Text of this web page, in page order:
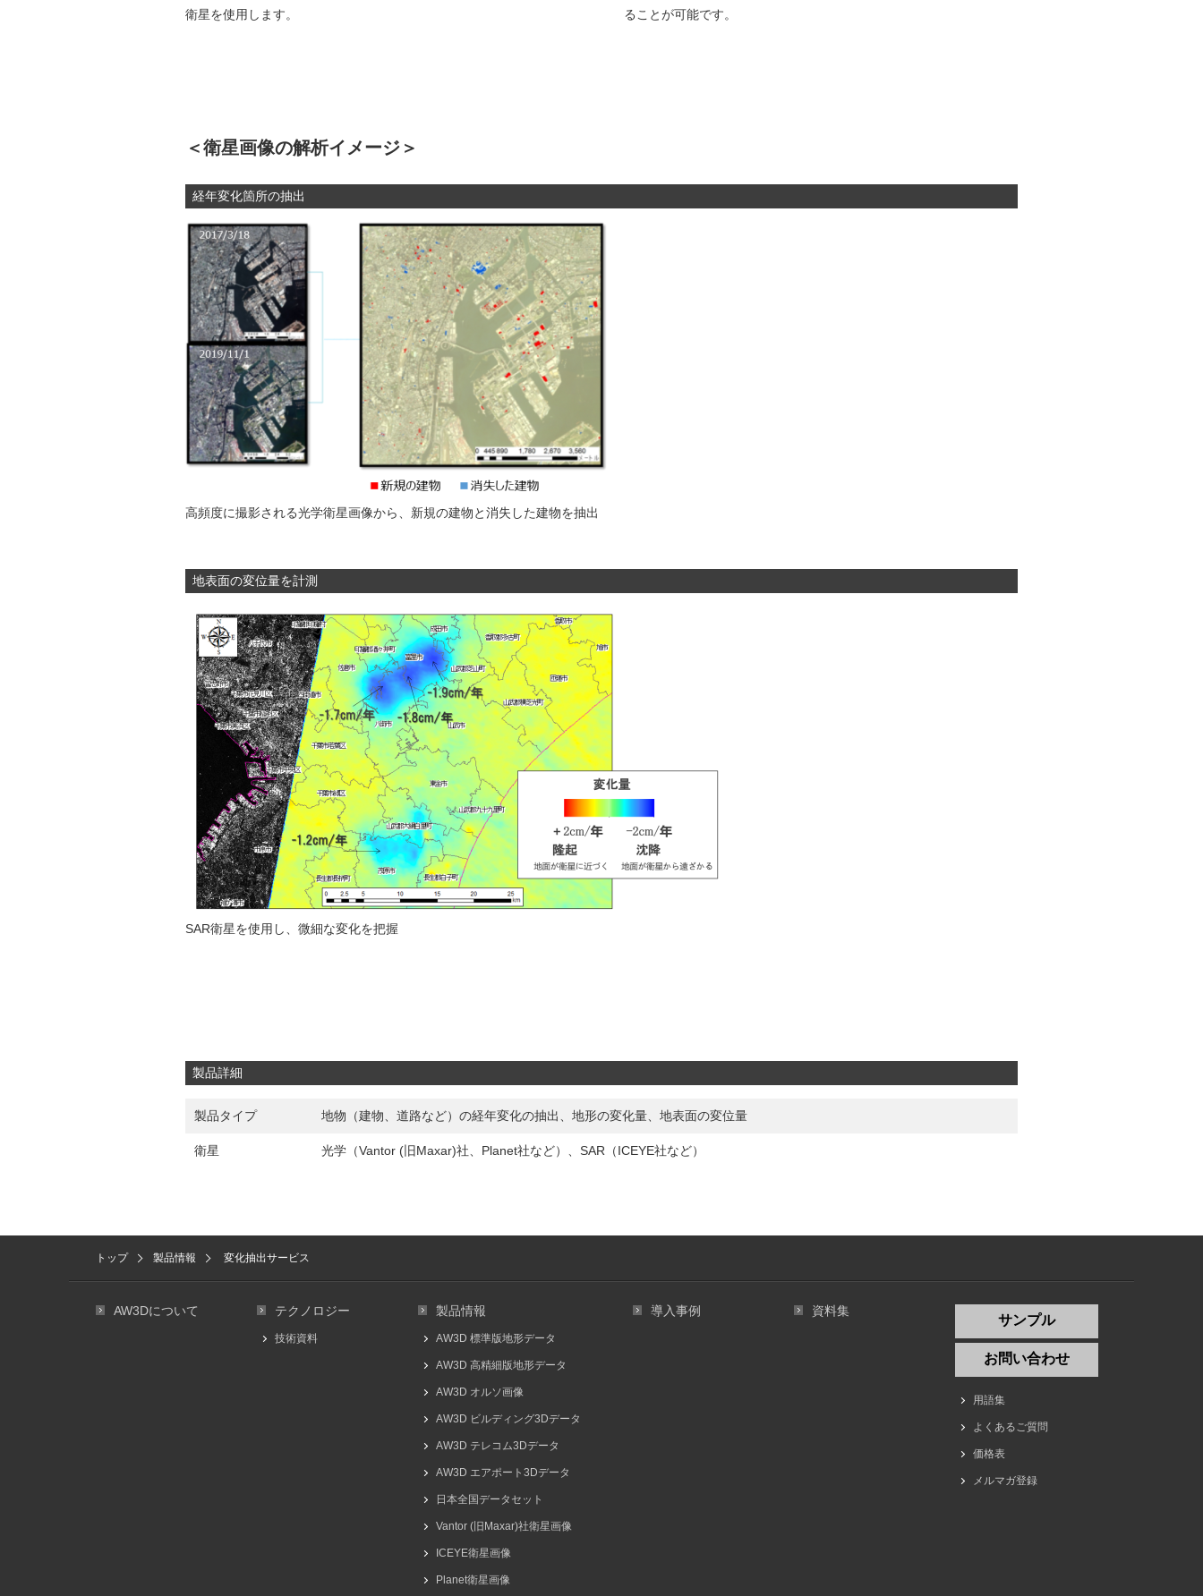
衛星を使用します。
ることが可能です。
＜衛星画像の解析イメージ＞
経年変化箇所の抽出
高頻度に撮影される光学衛星画像から、新規の建物と消失した建物を抽出
地表面の変位量を計測
SAR衛星を使用し、微細な変化を把握
製品詳細
製品タイプ 地物（建物、道路など）の経年変化の抽出、地形の変化量、地表面の変位量
衛星 光学（Vantor (旧Maxar)社、Planet社など）、SAR（ICEYE社など）
トップ 製品情報 変化抽出サービス
AW3Dについて テクノロジー
技術資料
製品情報
AW3D 標準版地形データ
AW3D 高精細版地形データ
AW3D オルソ画像
AW3D ビルディング3Dデータ
AW3D テレコム3Dデータ
AW3D エアポート3Dデータ
日本全国データセット
Vantor (旧Maxar)社衛星画像
ICEYE衛星画像
Planet衛星画像
導入事例 資料集
サンプル
お問い合わせ
用語集
よくあるご質問
価格表
メルマガ登録